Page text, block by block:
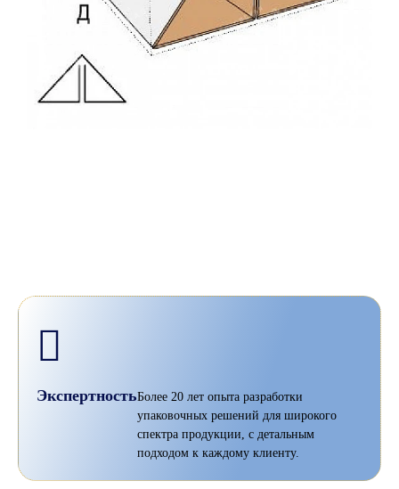
ЭкспертностьБолее 20 лет опыта разработки
упаковочных решений для широкого
спектра продукции, с детальным
подходом к каждому клиенту.